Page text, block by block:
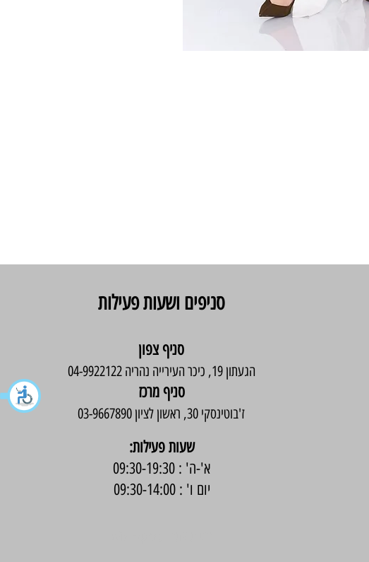
סניפים ושעות פעילות
סניף צפון
הגעתון 19, כיכר העירייה נהריה 04-9922122
סניף מרכז
ז'בוטינסקי 30, ראשון לציון 03-9667890
:שעות פעילות
א'-ה' : 09:30-19:30
יום ו' : 09:30-14:00